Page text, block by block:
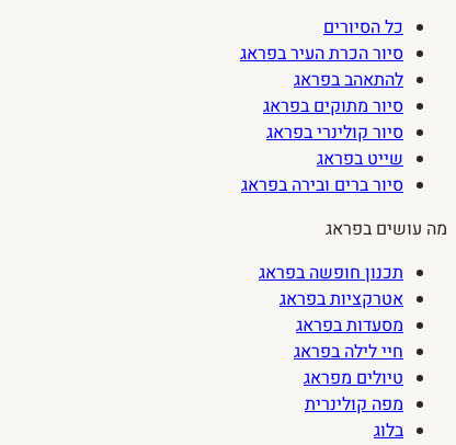
כל הסיורים
סיור הכרת העיר בפראג
להתאהב בפראג
סיור מתוקים בפראג
סיור קולינרי בפראג
שייט בפראג
סיור ברים ובירה בפראג
מה עושים בפראג
תכנון חופשה בפראג
אטרקציות בפראג
מסעדות בפראג
חיי לילה בפראג
טיולים מפראג
מפה קולינרית
בלוג